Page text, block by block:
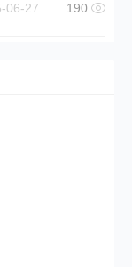
06-27 190